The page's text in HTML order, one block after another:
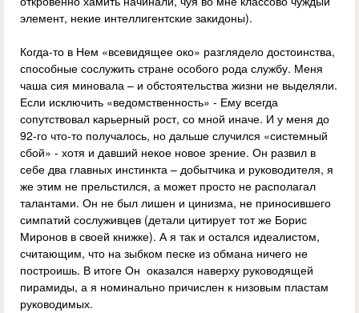
элемент, некие интеллигентские закидоны).
Когда-то в Нем «всевидящее око» разглядело достоинства,
способные сослужить стране особого рода службу. Меня
чаша сия миновала – и обстоятельства жизни не выделяли.
Если исключить «ведомственность» - Ему всегда
сопутствовал карьерный рост, со мной иначе. И у меня до
92-го что-то получалось, но дальше случился «системный
сбой» - хотя и давший некое новое зрение. Он развил в
себе два главных инстинкта – добытчика и руководителя, я
же этим не прельстился, а может просто не располагал
талантами. Он не был лишен и цинизма, не приносившего
симпатий сослуживцев (детали цитирует тот же Борис
Миронов в своей книжке). А я так и остался идеалистом,
считающим, что на зыбком песке из обмана ничего не
построишь. В итоге Он оказался наверху руководящей
пирамиды, а я номинально причислен к низовым пластам
руководимых.